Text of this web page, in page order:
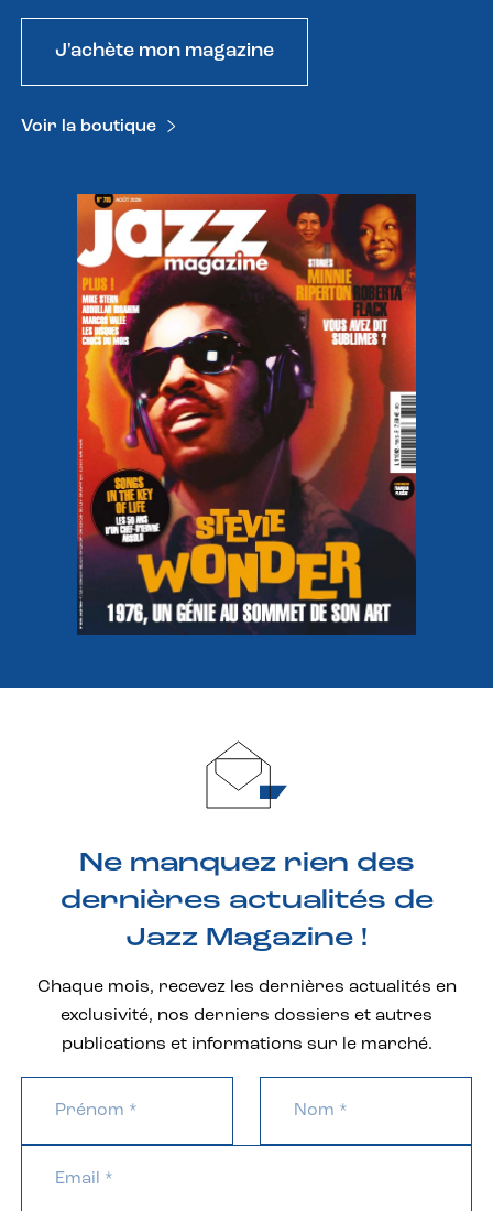
J'achète mon magazine
Voir la boutique
Ne manquez rien des
dernières actualités de
Jazz Magazine !
Chaque mois, recevez les dernières actualités en
exclusivité, nos derniers dossiers et autres
publications et informations sur le marché.